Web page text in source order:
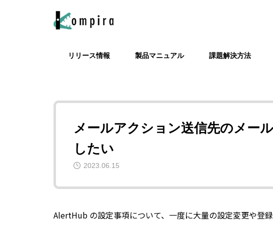
リリース情報 製品マニュアル 課題解決方法
からチケット起票する
ira Enterprise に通
ドレスを一括で変更したい
トを連携する
Grypto
メールアクション送信先のメー
したい
2023.06.15
AlertHub の設定事項について、一度に大量の設定変更や登